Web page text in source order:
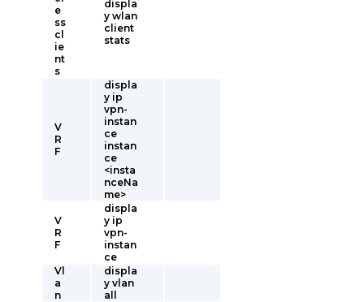
e
ss
cl
ie
nt
s
displa
y wlan
client
stats
V
R
F
displa
y ip
vpn-
instan
ce
instan
ce
<insta
nceNa
me>
V
R
F
displa
y ip
vpn-
instan
ce
Vl
a
n
displa
y vlan
all